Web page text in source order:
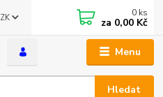
Menu
Hledat
0 ks
za 0,00 Kč